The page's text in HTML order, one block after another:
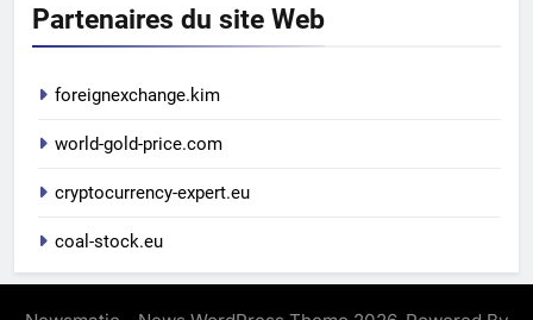
Partenaires du site Web
foreignexchange.kim
world-gold-price.com
cryptocurrency-expert.eu
coal-stock.eu